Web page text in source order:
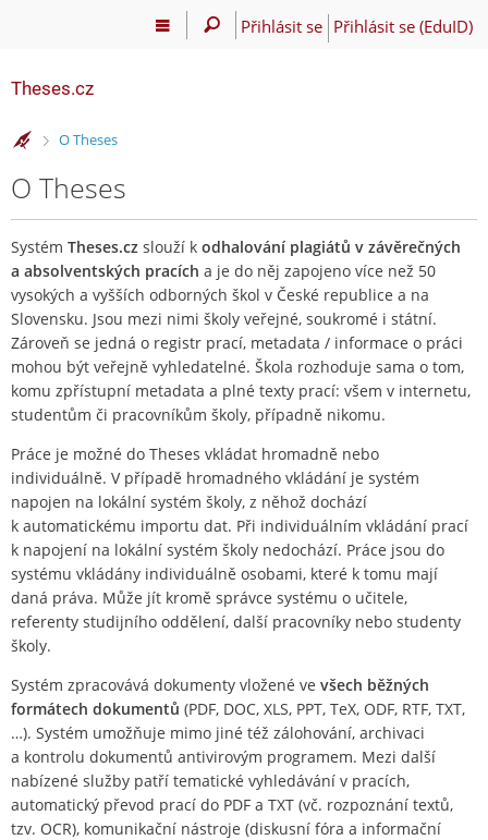
Přihlásit se Přihlásit se (EduID)
Theses.cz
>
O Theses
O Theses
Systém Theses.cz slouží k odhalování plagiátů v závěrečných
a absolventských pracích a je do něj zapojeno více než 50
vysokých a vyšších odborných škol v České republice a na
Slovensku. Jsou mezi nimi školy veřejné, soukromé i státní.
Zároveň se jedná o registr prací, metadata / informace o práci
mohou být veřejně vyhledatelné. Škola rozhoduje sama o tom,
komu zpřístupní metadata a plné texty prací: všem v internetu,
studentům či pracovníkům školy, případně nikomu.
Práce je možné do Theses vkládat hromadně nebo
individuálně. V případě hromadného vkládání je systém
napojen na lokální systém školy, z něhož dochází
k automatickému importu dat. Při individuálním vkládání prací
k napojení na lokální systém školy nedochází. Práce jsou do
systému vkládány individuálně osobami, které k tomu mají
daná práva. Může jít kromě správce systému o učitele,
referenty studijního oddělení, další pracovníky nebo studenty
školy.
Systém zpracovává dokumenty vložené ve všech běžných
formátech dokumentů (PDF, DOC, XLS, PPT, TeX, ODF, RTF, TXT,
…). Systém umožňuje mimo jiné též zálohování, archivaci
a kontrolu dokumentů antivirovým programem. Mezi další
nabízené služby patří tematické vyhledávání v pracích,
automatický převod prací do PDF a TXT (vč. rozpoznání textů,
tzv. OCR), komunikační nástroje (diskusní fóra a informační